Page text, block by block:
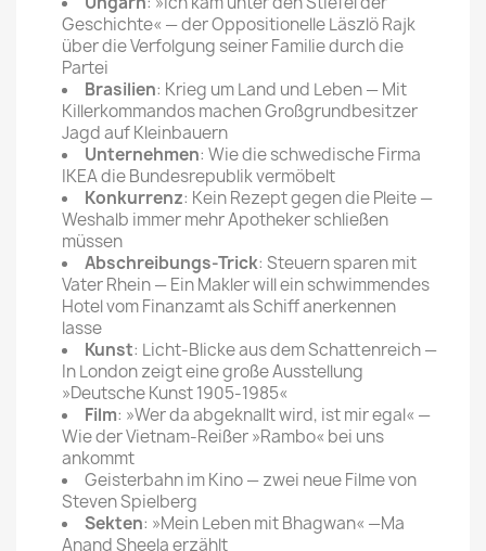
Geschichte« — der Oppositionelle Läszlö Rajk
über die Verfolgung seiner Familie durch die
Partei
Brasilien: Krieg um Land und Leben — Mit
Killerkommandos machen Großgrundbesitzer
Jagd auf Kleinbauern
Unternehmen: Wie die schwedische Firma
IKEA die Bundesrepublik vermöbelt
Konkurrenz: Kein Rezept gegen die Pleite —
Weshalb immer mehr Apotheker schließen
müssen
Abschreibungs-Trick: Steuern sparen mit
Vater Rhein — Ein Makler will ein schwimmendes
Hotel vom Finanzamt als Schiff anerkennen
lasse
Kunst: Licht-Blicke aus dem Schattenreich —
In London zeigt eine große Ausstellung
»Deutsche Kunst 1905-1985«
Film: »Wer da abgeknallt wird, ist mir egal« —
Wie der Vietnam-Reißer »Rambo« bei uns
ankommt
Geisterbahn im Kino — zwei neue Filme von
Steven Spielberg
Sekten: »Mein Leben mit Bhagwan« —Ma
Anand Sheela erzählt